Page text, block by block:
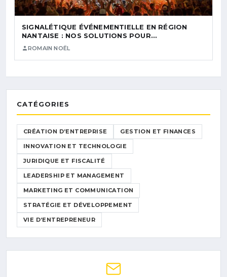
SIGNALÉTIQUE ÉVÉNEMENTIELLE EN RÉGION
NANTAISE : NOS SOLUTIONS POUR…
ROMAIN NOËL
CATÉGORIES
CRÉATION D’ENTREPRISE GESTION ET FINANCES
INNOVATION ET TECHNOLOGIE
JURIDIQUE ET FISCALITÉ
LEADERSHIP ET MANAGEMENT
MARKETING ET COMMUNICATION
STRATÉGIE ET DÉVELOPPEMENT
VIE D’ENTREPRENEUR